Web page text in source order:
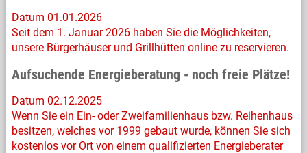
Datum 01.01.2026
Seit dem 1. Januar 2026 haben Sie die Möglichkeiten,
unsere Bürgerhäuser und Grillhütten online zu reservieren.
Aufsuchende Energieberatung - noch freie Plätze!
Datum 02.12.2025
Wenn Sie ein Ein- oder Zweifamilienhaus bzw. Reihenhaus
besitzen, welches vor 1999 gebaut wurde, können Sie sich
kostenlos vor Ort von einem qualifizierten Energieberater